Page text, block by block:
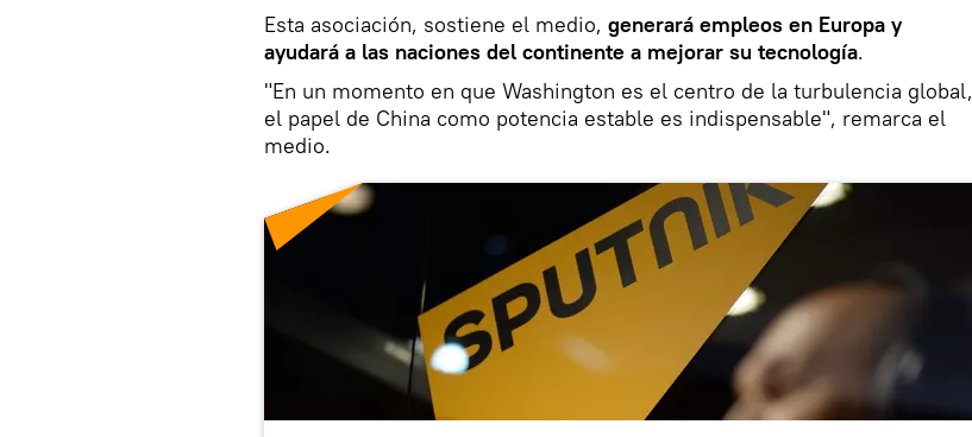
Esta asociación, sostiene el medio, generará empleos en Europa y
ayudará a las naciones del continente a mejorar su tecnología.
"En un momento en que Washington es el centro de la turbulencia global,
el papel de China como potencia estable es indispensable", remarca el
medio.